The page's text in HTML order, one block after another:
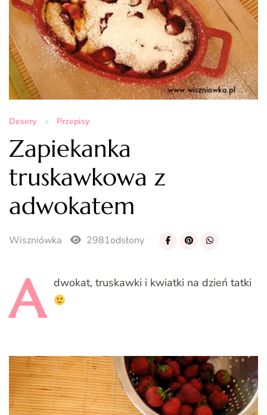
Desery Przepisy
Zapiekanka
truskawkowa z
adwokatem
Wiszniówka 2981odsłony
A dwokat, truskawki i kwiatki na dzień tatki